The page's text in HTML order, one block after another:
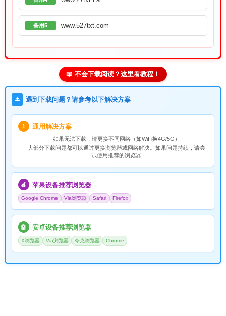
备用5 www.527txt.com
📖 不会下载阅读？这里看教程！
⚠️ 遇到下载问题？请参考以下解决方案
1 通用解决方案
如果无法下载，请更换不同网络（如WiFi换4G/5G）
大部分下载问题都可以通过更换浏览器或网络解决。如果问题持续，请尝
试使用推荐的浏览器
🍎 苹果设备推荐浏览器
Google Chrome Via浏览器 Safari Firefox
🤖 安卓设备推荐浏览器
X浏览器 Via浏览器 夸克浏览器 Chrome